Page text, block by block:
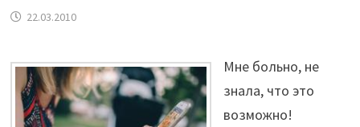
22.03.2010
Мне больно, не
знала, что это
возможно!